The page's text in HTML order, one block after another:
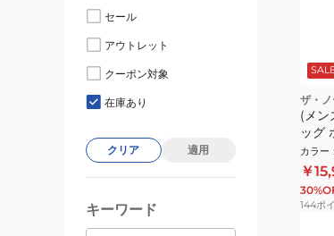
ザ・
(メン
ッグ
27L
カラー
￥
144ポ
セール
アウトレット
クーポン対象
在庫あり
クリア 適用
キーワード